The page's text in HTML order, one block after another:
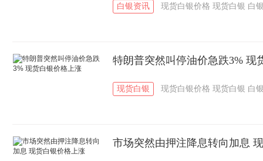
白银资讯 现货白银价格 现货白银 白
特朗普突然叫停油价急跌3% 现
现货白银 现货白银价格 现货白银 白
市场突然由押注降息转向加息